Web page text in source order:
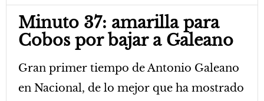
Minuto 37: amarilla para
Cobos por bajar a Galeano
Gran primer tiempo de Antonio Galeano
en Nacional, de lo mejor que ha mostrado